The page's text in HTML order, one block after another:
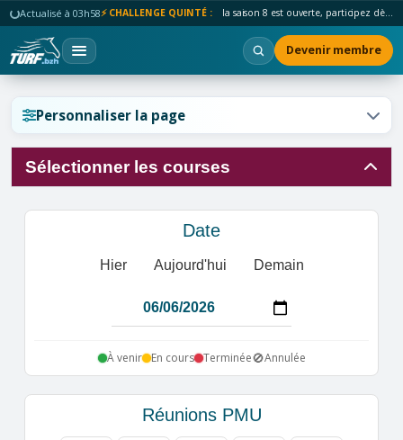
Actualisé à 03h58⚡ CHALLENGE QUINTÉ : la saison 8 est ouverte, participez dès maintenant !
Devenir membre
Personnaliser la page
Sélectionner les courses
Date
Hier Aujourd'hui Demain
À venir En cours Terminée🚫Annulée
Réunions PMU
Réinitialiser l'affichage ?
Réinitialiser